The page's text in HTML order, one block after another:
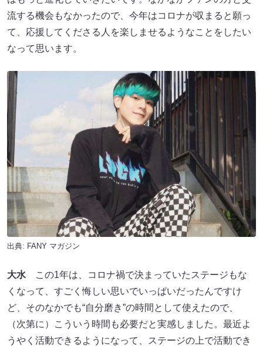
流する機会もなかったので、今年はコロナが収まると願っ
て、応援してくださる人を楽しませるようなことをしたい
なって思います。
出典: FANY マガジン
大水 この1年は、コロナ禍で決まっていたステージもな
くなって、すごく悔しい思いでいっぱいだったんですけ
ど、そのなかでも“自分磨き”の時間として使えたので、
（次第に）こういう時間も必要だと実感しました。最近よ
うやく活動できるようになって、ステージの上で活動でき